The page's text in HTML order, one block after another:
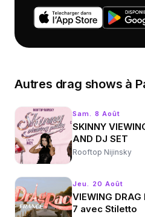
Autres drag shows à
Sam. 8 Août
SKINNY
AND DJ SET
Rooftop Nijinsky
Jeu. 20 Août
VIEWING
7 avec Stiletto